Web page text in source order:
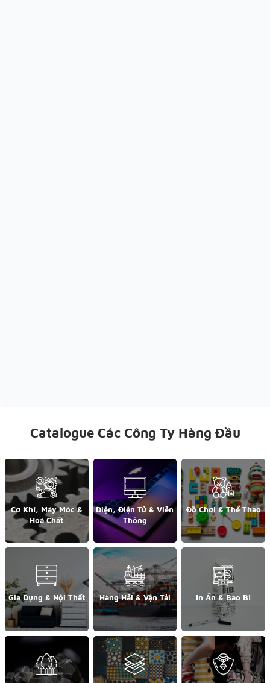
Catalogue Các Công Ty Hàng Đầu
Cơ Khí, Máy Móc &
Hoá Chất
Điện, Điện Tử & Viễn
Thông
Đồ Chơi & Thể Thao
Gia Dụng & Nội Thất Hàng Hải & Vận Tải In Ấn & Bao Bì